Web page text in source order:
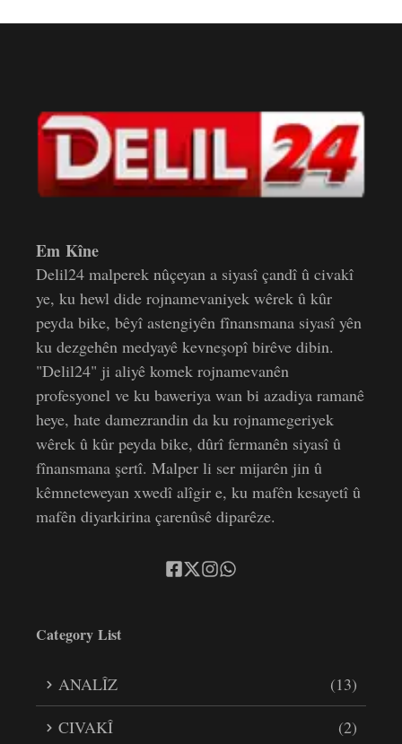
Em Kîne
Delil24 malperek nûçeyan a siyasî çandî û civakî
ye, ku hewl dide rojnamevaniyek wêrek û kûr
peyda bike, bêyî astengiyên fînansmana siyasî yên
ku dezgehên medyayê kevneşopî birêve dibin.
"Delil24" ji aliyê komek rojnamevanên
profesyonel ve ku baweriya wan bi azadiya ramanê
heye, hate damezrandin da ku rojnamegeriyek
wêrek û kûr peyda bike, dûrî fermanên siyasî û
fînansmana şertî. Malper li ser mijarên jin û
kêmneteweyan xwedî alîgir e, ku mafên kesayetî û
mafên diyarkirina çarenûsê diparêze.
Category List
ANALÎZ
(13)
CIVAKÎ
(2)